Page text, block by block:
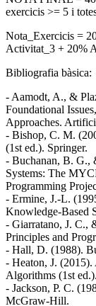
exercicis >= 5 i
Nota_Exercicis =
Activitat_3 + 20%
Bibliografia bàsica:
- Aamodt, A., &
Foundational
Approaches.
- Bishop, C. M.
(1st ed.). Springer.
- Buchanan, B. G.,
Systems: The
Programming
- Ermine, J.-L.
Knowledge-Based
- Giarratano, J. C.,
Principles and
- Hall, D. (1988).
- Heaton, J.
Algorithms (1st
- Jackson, P. C.
McGraw-Hill.